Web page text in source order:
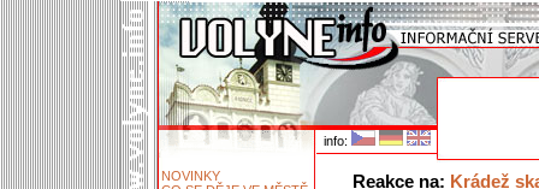
info:
NOVINKY
Reakce na: Krádež